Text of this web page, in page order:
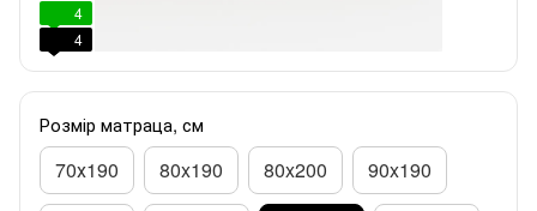
4
4
Розмір матраца, см
70х190 80x190 80x200 90x190